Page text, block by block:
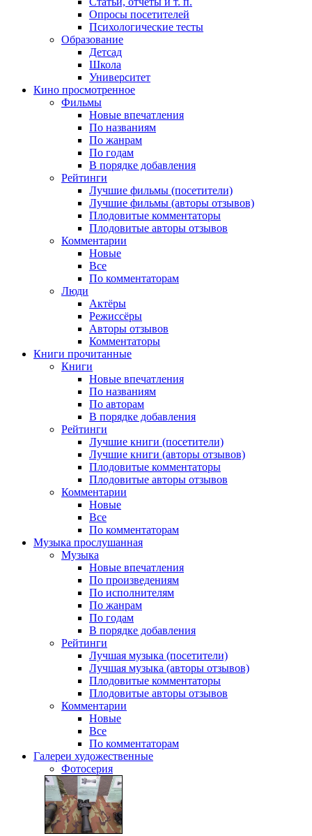
Опросы посетителей
Психологические тесты
Образование
Детсад
Школа
Университет
Кино просмотренное
Фильмы
Новые впечатления
По названиям
По жанрам
По годам
В порядке добавления
Рейтинги
Лучшие фильмы (посетители)
Лучшие фильмы (авторы отзывов)
Плодовитые комментаторы
Плодовитые авторы отзывов
Комментарии
Новые
Все
По комментаторам
Люди
Актёры
Режиссёры
Авторы отзывов
Комментаторы
Книги прочитанные
Книги
Новые впечатления
По названиям
По авторам
В порядке добавления
Рейтинги
Лучшие книги (посетители)
Лучшие книги (авторы отзывов)
Плодовитые комментаторы
Плодовитые авторы отзывов
Комментарии
Новые
Все
По комментаторам
Музыка прослушанная
Музыка
Новые впечатления
По произведениям
По исполнителям
По жанрам
По годам
В порядке добавления
Рейтинги
Лучшая музыка (посетители)
Лучшая музыка (авторы отзывов)
Плодовитые комментаторы
Плодовитые авторы отзывов
Комментарии
Новые
Все
По комментаторам
Галереи художественные
Фотосерия